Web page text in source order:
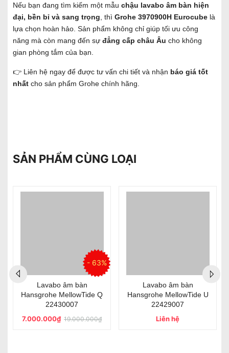
Nếu bạn đang tìm kiếm một mẫu chậu lavabo âm bàn hiện
đại, bền bỉ và sang trọng , thì Grohe 3970900H Eurocube là
lựa chọn hoàn hảo. Sản phẩm không chỉ giúp tối ưu công
năng mà còn mang đến sự đẳng cấp châu Âu cho không
gian phòng tắm của bạn.
👉 Liên hệ ngay để được tư vấn chi tiết và nhận báo giá tốt
nhất cho sản phẩm Grohe chính hãng.
SẢN PHẨM CÙNG LOẠI
- 63%
Lavabo âm bàn
Hansgrohe MellowTide Q
22430007
7.000.000₫ 19.000.000₫
Lavabo âm bàn
Hansgrohe MellowTide U
22429007
Liên hệ